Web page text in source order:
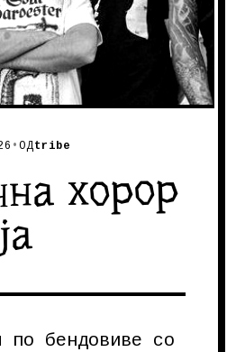
•ОДtribe
хорор
по бендовиве со